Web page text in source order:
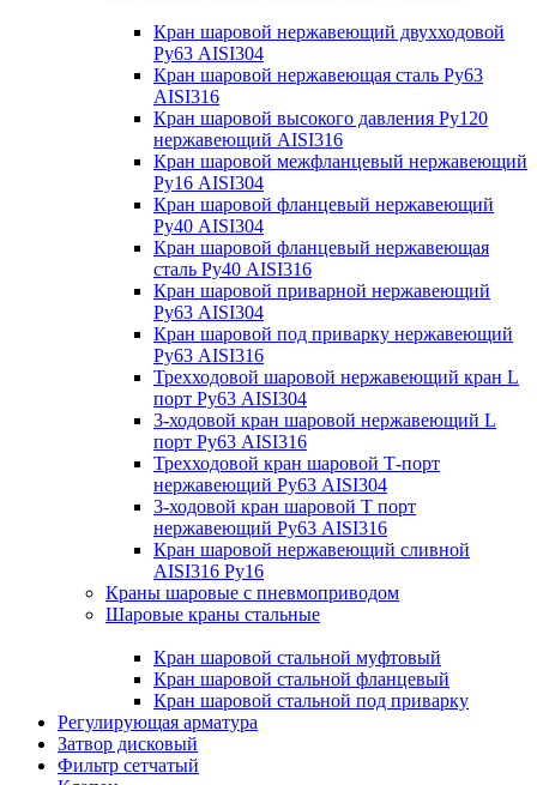
Кран шаровой нержавеющий двухходовой
Ру63 AISI304
Кран шаровой нержавеющая сталь Ру63
AISI316
Кран шаровой высокого давления Ру120
нержавеющий AISI316
Кран шаровой межфланцевый нержавеющий
Ру16 AISI304
Кран шаровой фланцевый нержавеющий
Ру40 AISI304
Кран шаровой фланцевый нержавеющая
сталь Ру40 AISI316
Кран шаровой приварной нержавеющий
Ру63 AISI304
Кран шаровой под приварку нержавеющий
Ру63 AISI316
Трехходовой шаровой нержавеющий кран L
порт Ру63 AISI304
3-ходовой кран шаровой нержавеющий L
порт Ру63 AISI316
Трехходовой кран шаровой Т-порт
нержавеющий Ру63 AISI304
3-ходовой кран шаровой Т порт
нержавеющий Ру63 AISI316
Кран шаровой нержавеющий сливной
AISI316 Ру16
Краны шаровые с пневмоприводом
Шаровые краны стальные
Кран шаровой стальной муфтовый
Кран шаровой стальной фланцевый
Кран шаровой стальной под приварку
Регулирующая арматура
Затвор дисковый
Фильтр сетчатый